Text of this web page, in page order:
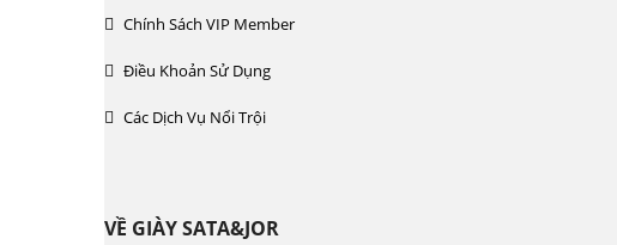
Chính Sách VIP Member
Điều Khoản Sử Dụng
Các Dịch Vụ Nổi Trội
VỀ GIÀY SATA&JOR